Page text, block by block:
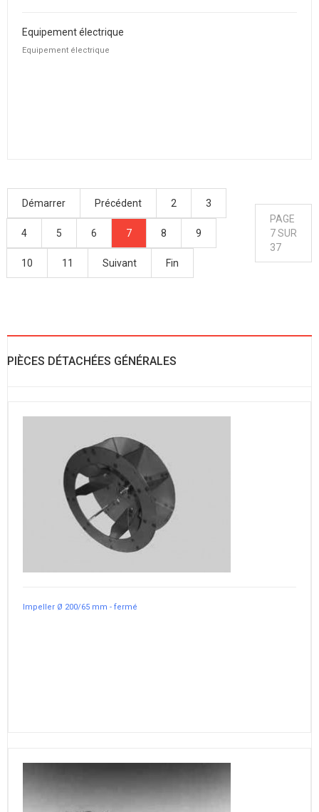
Equipement électrique
Equipement électrique
Démarrer Précédent 2 3
4 5 6 7 8 9
10 11 Suivant Fin
PAGE
7 SUR
37
PIÈCES DÉTACHÉES GÉNÉRALES
Impeller Ø 200/65 mm - fermé